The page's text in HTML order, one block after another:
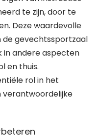
te zijn, door te
Deze waardevolle
de gevechtssportzaal
in andere aspecten
en thuis.
rol in het
verantwoordelijke